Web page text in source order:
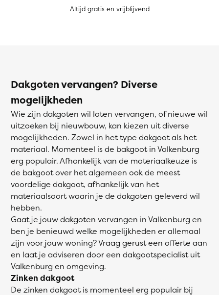
Altijd gratis en vrijblijvend
Dakgoten vervangen? Diverse
mogelijkheden
Wie zijn dakgoten wil laten vervangen, of nieuwe wil
uitzoeken bij nieuwbouw, kan kiezen uit diverse
mogelijkheden. Zowel in het type dakgoot als het
materiaal. Momenteel is de bakgoot in Valkenburg
erg populair. Afhankelijk van de materiaalkeuze is
de bakgoot over het algemeen ook de meest
voordelige dakgoot, afhankelijk van het
materiaalsoort waarin je de dakgoten geleverd wil
hebben.
Gaat je jouw dakgoten vervangen in Valkenburg en
ben je benieuwd welke mogelijkheden er allemaal
zijn voor jouw woning? Vraag gerust een offerte aan
en laat je adviseren door een dakgootspecialist uit
Valkenburg en omgeving.
Zinken dakgoot
De zinken dakgoot is momenteel erg populair bij